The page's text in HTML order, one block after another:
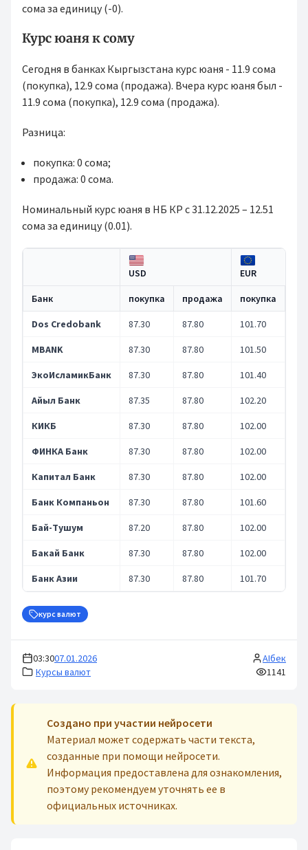
сома за единицу (-0).
Курс юаня к сому
Сегодня в банках Кыргызстана курс юаня - 11.9 сома
(покупка), 12.9 сома (продажа). Вчера курс юаня был -
11.9 сома (покупка), 12.9 сома (продажа).
Разница:
покупка: 0 сома;
продажа: 0 сома.
Номинальный курс юаня в НБ КР с 31.12.2025 – 12.51
сома за единицу (0.01).
USD EUR
Банк покупка продажа покупка
Dos Credobank 87.30 87.80 101.70
MBANK 87.30 87.80 101.50
ЭкоИсламикБанк 87.30 87.80 101.40
Айыл Банк 87.35 87.80 102.20
КИКБ 87.30 87.80 102.00
ФИНКА Банк 87.30 87.80 102.00
Капитал Банк 87.30 87.80 102.00
Банк Компаньон 87.30 87.80 101.60
Бай-Тушум 87.20 87.80 102.00
Бакай Банк 87.30 87.80 102.00
Банк Азии 87.30 87.80 101.70
курс валют
03:3007.01.2026
Курсы валют
AIбек
1141
Cоздано при участии нейросети
Материал может содержать части текста,
созданные при помощи нейросети.
Информация предоставлена для ознакомления,
поэтому рекомендуем уточнять ее в
официальных источниках.